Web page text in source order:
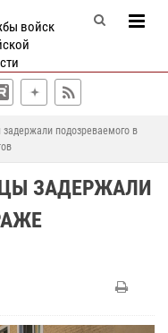
войск
подозреваемого в
ЗАДЕРЖАЛИ